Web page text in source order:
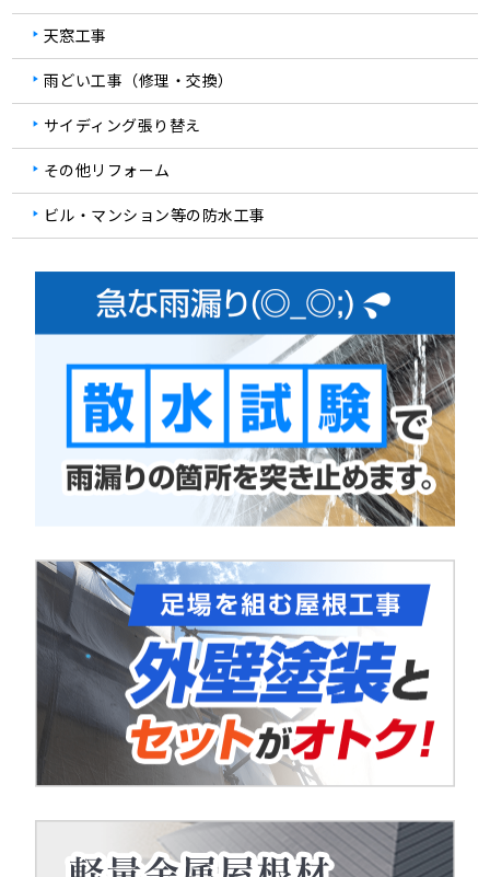
天窓工事
雨どい工事（修理・交換）
サイディング張り替え
その他リフォーム
ビル・マンション等の防水工事